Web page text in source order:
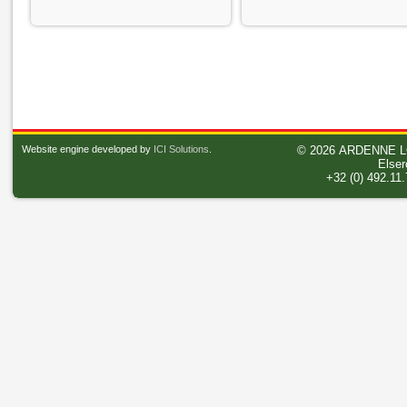
Website engine developed by ICI Solutions © 2026 ARDENNE
+32 (0)